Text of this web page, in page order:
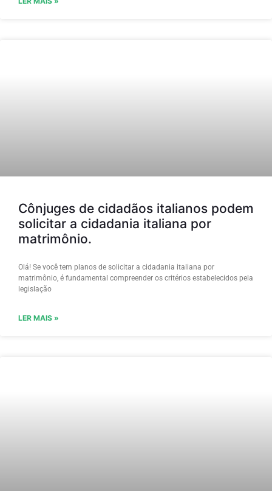
Cônjuges de cidadãos italianos podem
solicitar a cidadania italiana por
matrimônio.
Olá! Se você tem planos de solicitar a cidadania italiana por
matrimônio, é fundamental compreender os critérios estabelecidos pela
legislação
LER MAIS »